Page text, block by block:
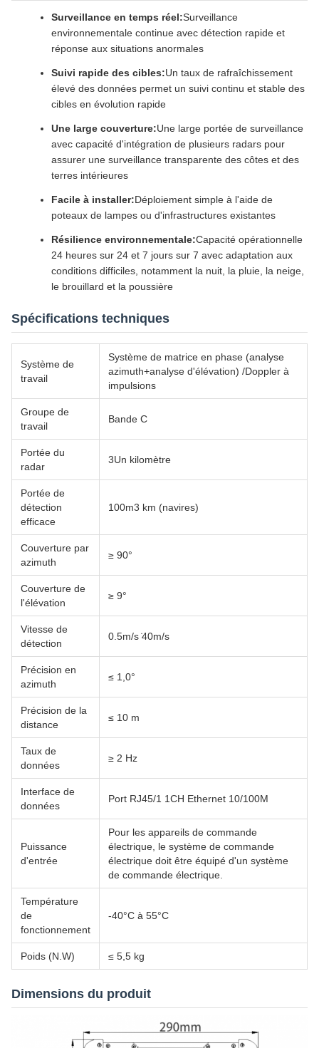
Surveillance en temps réel:Surveillance
environnementale continue avec détection rapide et
réponse aux situations anormales
Suivi rapide des cibles:Un taux de rafraîchissement
élevé des données permet un suivi continu et stable des
cibles en évolution rapide
Une large couverture:Une large portée de surveillance
avec capacité d'intégration de plusieurs radars pour
assurer une surveillance transparente des côtes et des
terres intérieures
Facile à installer:Déploiement simple à l'aide de
poteaux de lampes ou d'infrastructures existantes
Résilience environnementale:Capacité opérationnelle
24 heures sur 24 et 7 jours sur 7 avec adaptation aux
conditions difficiles, notamment la nuit, la pluie, la neige,
le brouillard et la poussière
Spécifications techniques
Système de
travail
Système de matrice en phase (analyse
azimuth+analyse d'élévation) /Doppler à
impulsions
Groupe de
travail
Bande C
Portée du
radar
3Un kilomètre
Portée de
détection
efficace
100m3 km (navires)
Couverture par
azimuth
≥ 90°
Couverture de
l'élévation
≥ 9°
Vitesse de
détection
0.5m/s ̇40m/s
Précision en
azimuth
≤ 1,0°
Précision de la
distance
≤ 10 m
Taux de
données
≥ 2 Hz
Interface de
données
Port RJ45/1 1CH Ethernet 10/100M
Puissance
d'entrée
Pour les appareils de commande
électrique, le système de commande
électrique doit être équipé d'un système
de commande électrique.
Température
de
fonctionnement
-40°C à 55°C
Poids (N.W) ≤ 5,5 kg
Dimensions du produit